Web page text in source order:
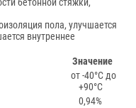
бетонной стяжки,
пола, улучшается
внутреннее
Значение
от -40°С до
+90°С
0,94%